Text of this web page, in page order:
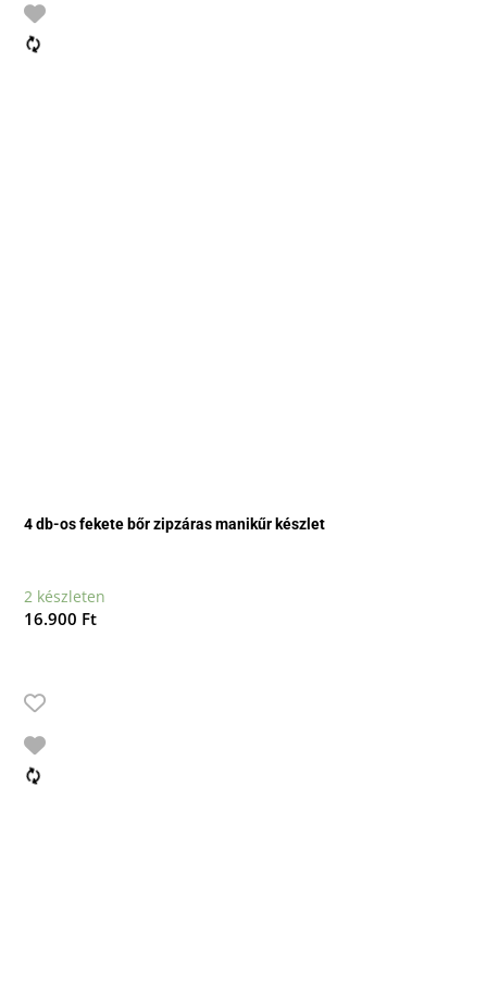
4 db-os fekete bőr zipzáras manikűr készlet
2 készleten
16.900 Ft